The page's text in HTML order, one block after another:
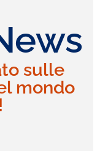
sulle
mondo